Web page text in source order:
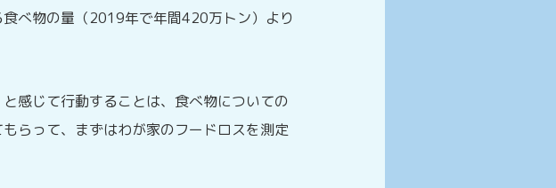
べ物の量（2019年で年間420万トン）より
感じて行動することは、食べ物についての
らって、まずはわが家のフードロスを測定